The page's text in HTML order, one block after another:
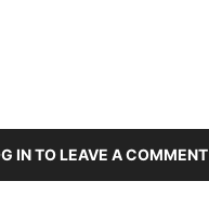
IN TO LEAVE A COMMENT